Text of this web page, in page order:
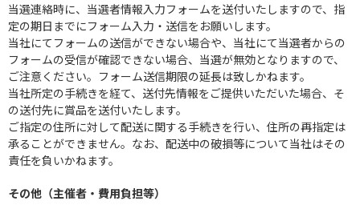
当選連絡時に、当選者情報入力フォームを送付いたしますので、指
定の期日までにフォーム入力・送信をお願いします。
当社にてフォームの送信ができない場合や、当社にて当選者からの
フォームの受信が確認できない場合、当選が無効となりますので、
ご注意ください。フォーム送信期限の延長は致しかねます。
当社所定の手続きを経て、送付先情報をご提供いただいた場合、そ
の送付先に賞品を送付いたします。
ご指定の住所に対して配送に関する手続きを行い、住所の再指定は
承ることができません。なお、配送中の破損等について当社はその
責任を負いかねます。
その他（主催者・費用負担等）